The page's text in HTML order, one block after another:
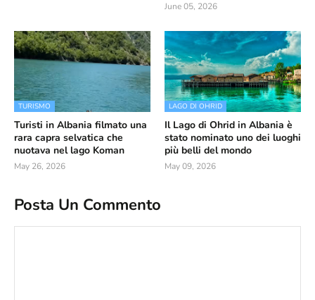
June 05, 2026
TURISMO
Turisti in Albania filmato una
rara capra selvatica che
nuotava nel lago Koman
May 26, 2026
LAGO DI OHRID
Il Lago di Ohrid in Albania è
stato nominato uno dei luoghi
più belli del mondo
May 09, 2026
Posta Un Commento